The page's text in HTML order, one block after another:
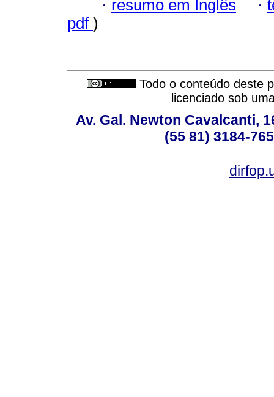
· resumo em Inglês ·
pdf )
Todo o conteúdo deste
licenciado sob
Av. Gal. Newton Cavalcanti,
(55 81) 3184-